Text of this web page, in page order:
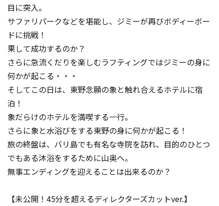
目に突入。
サファリパークなどを堪能し、ジミーが再びボディーボー
ドに挑戦！
果して成功するのか？
さらに急流くだりを楽しむラフティングではジミーの身に
何かが起こる・・・
そしてこの日は、東野念願の象と触れ合えるホテルに宿
泊！
象だらけのホテルを満喫する一行。
さらに象と水浴びをする東野の身に何かが起こる！
旅の終盤は、バリ島でも有名な寺院を訪れ、目的のひとつ
でもある沐浴をするために山奥へ。
無事エンディングを迎えることは出来るのか？
【未公開！45分を超えるディレクターズカットver.】